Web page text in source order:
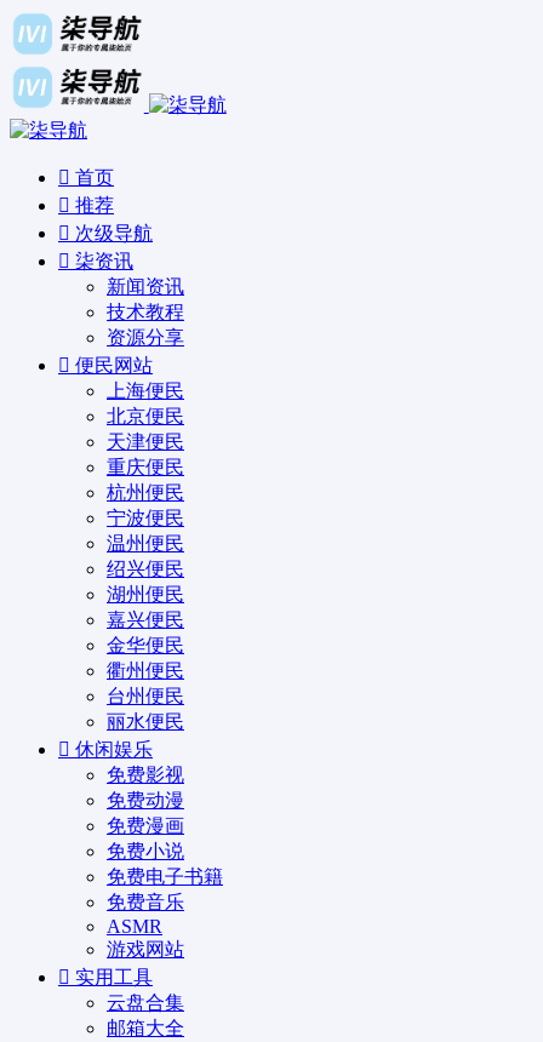
首页
推荐
次级导航
柒资讯
新闻资讯
技术教程
资源分享
便民网站
上海便民
北京便民
天津便民
重庆便民
杭州便民
宁波便民
温州便民
绍兴便民
湖州便民
嘉兴便民
金华便民
衢州便民
台州便民
丽水便民
休闲娱乐
免费影视
免费动漫
免费漫画
免费小说
免费电子书籍
免费音乐
ASMR
游戏网站
实用工具
云盘合集
邮箱大全